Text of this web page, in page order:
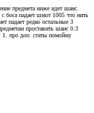
предмета ниже идет шанс.
боса падает шмот 1005 что нить
падает редко остальные 3
проставить шанс 0.3
1. про доп. статы помойму